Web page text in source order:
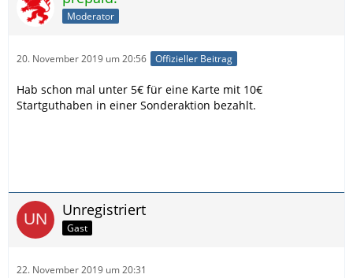
Moderator
20. November 2019 um 20:56 Offizieller Beitrag
Hab schon mal unter 5€ für eine Karte mit 10€
Startguthaben in einer Sonderaktion bezahlt.
Unregistriert
Gast
22. November 2019 um 20:31